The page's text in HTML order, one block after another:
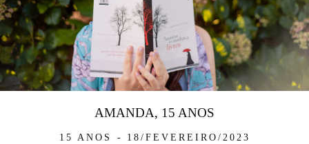
15 ANOS 18/FEVEREIRO/2023
AMANDA, 15 ANOS